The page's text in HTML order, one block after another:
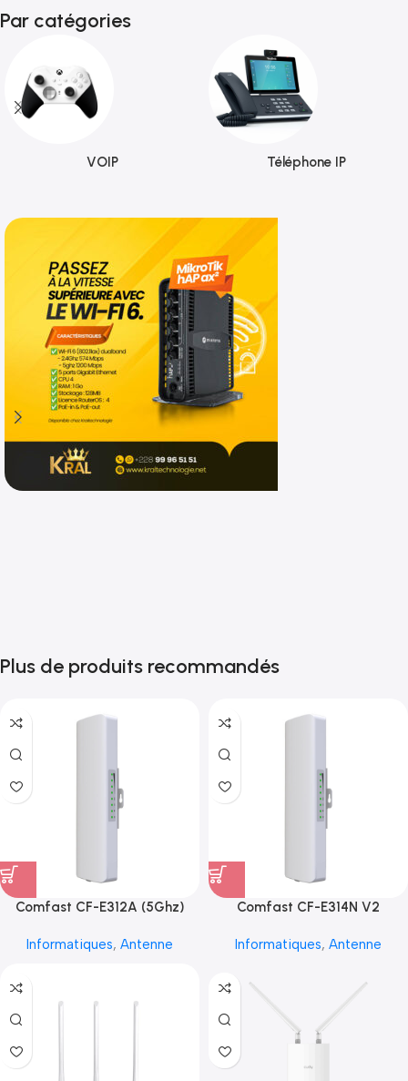
Par catégories
VOIP Téléphone IP
Plus de produits recommandés
Comfast CF-E312A (5Ghz)
Informatiques, Antenne
Comfast CF-E314N V2
Informatiques, Antenne